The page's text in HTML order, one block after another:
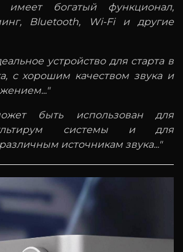
богатый функционал,
Bluetooth, Wi-Fi и другие
устройство для старта в
с хорошим качеством звука и
быть использован для
системы и для
источникам звука..."